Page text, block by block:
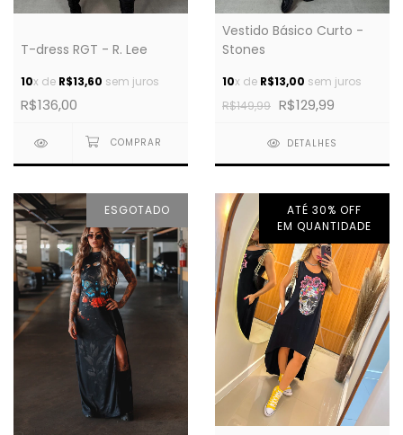
T-dress RGT - R. Lee
10x de R$13,60 sem juros
R$136,00
Vestido Básico Curto -
Stones
10x de R$13,00 sem juros
R$149,99 R$129,99
DETALHES
ESGOTADO
ATÉ 30% OFF
EM QUANTIDADE